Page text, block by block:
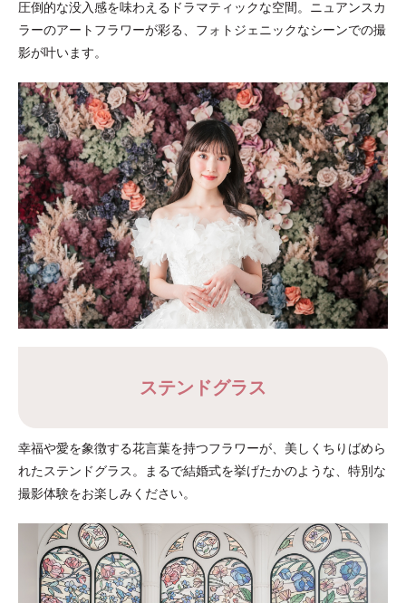
圧倒的な没入感を味わえるドラマティックな空間。ニュアンスカ
ラーのアートフラワーが彩る、フォトジェニックなシーンでの撮
影が叶います。
ステンドグラス
幸福や愛を象徴する花言葉を持つフラワーが、美しくちりばめら
れたステンドグラス。まるで結婚式を挙げたかのような、特別な
撮影体験をお楽しみください。